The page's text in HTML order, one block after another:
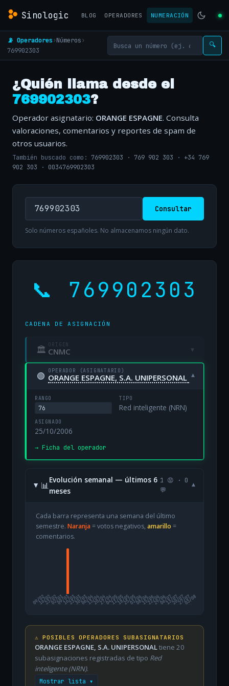
Sinologic BLOG OPERADORES NUMERACIÓN
📡 Operadores›Números›
769902303
🔍
¿Quién llama desde el
769902303?
Operador asignatario: ORANGE ESPAGNE. Consulta
valoraciones, comentarios y reportes de spam de
otros usuarios.
También buscado como: 769902303 · 769 902 303 · +34 769
902 303 · 0034769902303
Consultar
Solo números españoles. No almacenamos ningún dato.
📞 769902303
CADENA DE ASIGNACIÓN
🏛 ORIGEN
CNMC ▾
🟢 OPERADOR (ASIGNATARIO)
ORANGE ESPAGNE, S.A. UNIPERSONAL ▾
RANGO
76
TIPO
Red inteligente (NRN)
ASIGNADO
25/10/2006
→ Ficha del operador
📊
Evolución semanal — últimos 6
meses
1 😡 · 0
💬
▾
Cada barra representa una semana del último
semestre. Naranja= votos negativos, amarillo =
comentarios.
09/02
16/0223/0202/0309/0316/0323/0330/0306/0413/0420/0427/0404/0511/0518/0525/0501/0608/0615/0622/0629/0606/0713/0720/0727/07
03/08
⚠️ POSIBLES OPERADORES SUBASIGNATARIOS
ORANGE ESPAGNE, S.A. UNIPERSONALtiene 20
subasignaciones registradas de tipo Red
inteligente (NRN).
Mostrar lista ▾